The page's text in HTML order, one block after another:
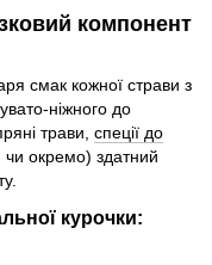
компонент
смак кожної страви з
ніжного до
трави, спеції до
чи окремо) здатний
курочки: